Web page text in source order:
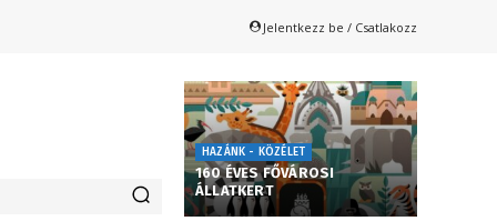
Jelentkezz be / Csatlakozz
HAZÁNK - KÖZÉLET
160 ÉVES FŐVÁROSI
ÁLLATKERT